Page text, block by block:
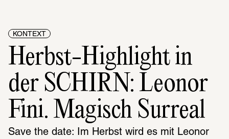
KONTEXT
Herbst-Highlight in
der SCHIRN: Leonor
Fini. Magisch Surreal
Save the date: Im Herbst wird es mit Leonor